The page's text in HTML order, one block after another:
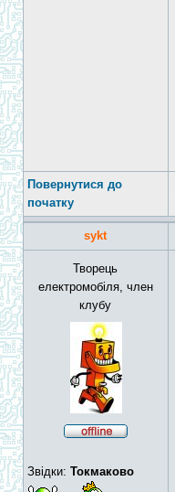
Повернутися до
початку
sykt
Творець
електромобіля, член
клубу
Звідки: Токмаково